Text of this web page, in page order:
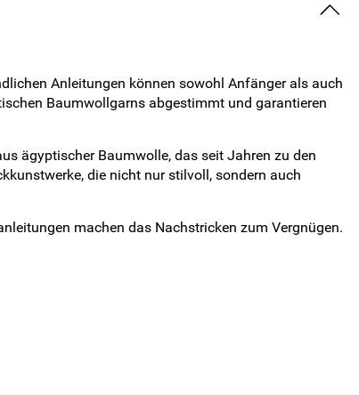
Anleitungen können sowohl Anfänger als auch
Baumwollgarns abgestimmt und garantieren
ägyptischer Baumwolle, das seit Jahren zu den
die nicht nur stilvoll, sondern auch
machen das Nachstricken zum Vergnügen.